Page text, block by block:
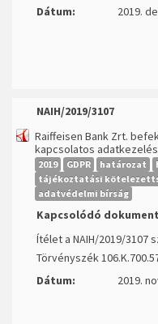
Dátum: 2019.
NAIH/2019/3107
Raiffeisen Bank Zrt.
kapcsolatos
2019 GDPR határozat
tájékoztatási
adatvédelmi bírság
Kapcsolódó
Ítélet a NAIH/2019/3107
Törvényszék
Dátum:
2019.